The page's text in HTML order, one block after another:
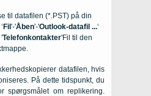
til datafilen (*.PST) på din
Fil '-'Åben'-'Outlook-datafil ...‘
'Telefonkontakter'Fil til den
datafilen, hvis
På dette tidspunkt, du
spørgsmålet om replikering.